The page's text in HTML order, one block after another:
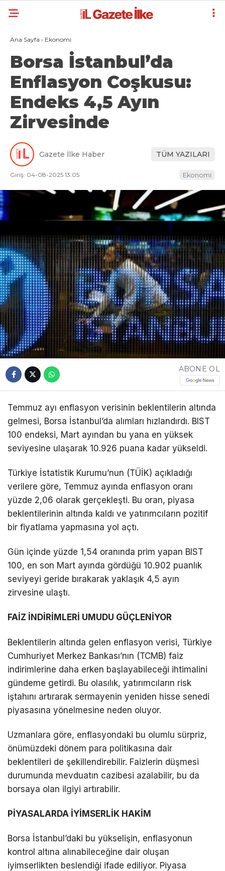
Ana Sayfa › Ekonomi
Borsa İstanbul’da
Enflasyon Coşkusu:
Endeks 4,5 Ayın
Zirvesinde
Gazete İlke Haber TÜM YAZILARI
Giriş: 04-08-2025 13:05 Ekonomi
ABONE OL
Temmuz ayı enflasyon verisinin beklentilerin altında
gelmesi, Borsa İstanbul’da alımları hızlandırdı. BIST
100 endeksi, Mart ayından bu yana en yüksek
seviyesine ulaşarak 10.926 puana kadar yükseldi.
Türkiye İstatistik Kurumu’nun (TÜİK) açıkladığı
verilere göre, Temmuz ayında enflasyon oranı
yüzde 2,06 olarak gerçekleşti. Bu oran, piyasa
beklentilerinin altında kaldı ve yatırımcıların pozitif
bir fiyatlama yapmasına yol açtı.
Gün içinde yüzde 1,54 oranında prim yapan BIST
100, en son Mart ayında gördüğü 10.902 puanlık
seviyeyi geride bırakarak yaklaşık 4,5 ayın
zirvesine ulaştı.
FAİZ İNDİRİMLERİ UMUDU GÜÇLENİYOR
Beklentilerin altında gelen enflasyon verisi, Türkiye
Cumhuriyet Merkez Bankası’nın (TCMB) faiz
indirimlerine daha erken başlayabileceği ihtimalini
gündeme getirdi. Bu olasılık, yatırımcıların risk
iştahını artırarak sermayenin yeniden hisse senedi
piyasasına yönelmesine neden oluyor.
Uzmanlara göre, enflasyondaki bu olumlu sürpriz,
önümüzdeki dönem para politikasına dair
beklentileri de şekillendirebilir. Faizlerin düşmesi
durumunda mevduatın cazibesi azalabilir, bu da
borsaya olan ilgiyi artırabilir.
PİYASALARDA İYİMSERLİK HAKİM
Borsa İstanbul’daki bu yükselişin, enflasyonun
kontrol altına alınabileceğine dair oluşan
iyimserlikten beslendiği ifade ediliyor. Piyasa